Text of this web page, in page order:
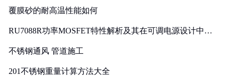
覆膜砂的耐高温性能如何
RU7088R功率MOSFET特性解析及其在可调电源设计中的
不锈钢通风 管道施工
201不锈钢重量计算方法大全